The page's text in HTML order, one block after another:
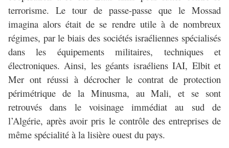
terrorisme. Le tour de passe-passe que le Mossad
imagina alors était de se rendre utile à de nombreux
régimes, par le biais des sociétés israéliennes spécialisés
dans les équipements militaires, techniques et
électroniques. Ainsi, les géants israéliens IAI, Elbit et
Mer ont réussi à décrocher le contrat de protection
périmétrique de la Minusma, au Mali, et se sont
retrouvés dans le voisinage immédiat au sud de
l’Algérie, après avoir pris le contrôle des entreprises de
même spécialité à la lisière ouest du pays.